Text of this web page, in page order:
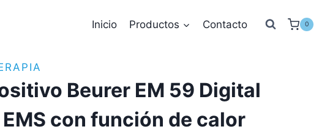
Inicio Productos Contacto 0
Beurer EM 59 Digital
EMS con función de calor